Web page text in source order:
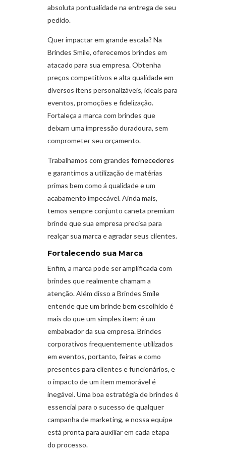
absoluta pontualidade na entrega de seu
pedido.
Quer impactar em grande escala? Na
Brindes Smile, oferecemos brindes em
atacado para sua empresa. Obtenha
preços competitivos e alta qualidade em
diversos itens personalizáveis, ideais para
eventos, promoções e fidelização.
Fortaleça a marca com brindes que
deixam uma impressão duradoura, sem
comprometer seu orçamento.
Trabalhamos com grandes fornecedores
e garantimos a utilização de matérias
primas bem como á qualidade e um
acabamento impecável. Ainda mais,
temos sempre conjunto caneta premium
brinde que sua empresa precisa para
realçar sua marca e agradar seus clientes.
Fortalecendo sua Marca
Enfim, a marca pode ser amplificada com
brindes que realmente chamam a
atenção. Além disso a Brindes Smile
entende que um brinde bem escolhido é
mais do que um simples item; é um
embaixador da sua empresa. Brindes
corporativos frequentemente utilizados
em eventos, portanto, feiras e como
presentes para clientes e funcionários, e
o impacto de um item memorável é
inegável. Uma boa estratégia de brindes é
essencial para o sucesso de qualquer
campanha de marketing, e nossa equipe
está pronta para auxiliar em cada etapa
do processo.